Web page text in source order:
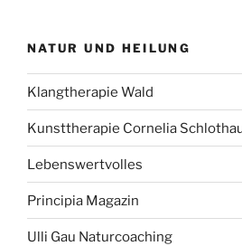
NATUR UND HEILUNG
Klangtherapie Wald
Kunsttherapie Cornelia
Lebenswertvolles
Principia Magazin
Ulli Gau Naturcoaching